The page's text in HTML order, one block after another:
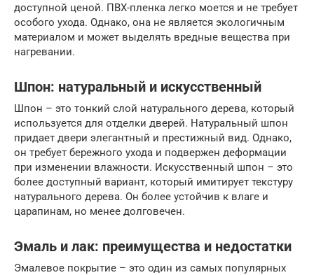
доступной ценой. ПВХ-пленка легко моется и не требует
особого ухода. Однако, она не является экологичным
материалом и может выделять вредные вещества при
нагревании.
Шпон: натуральный и искусственный
Шпон – это тонкий слой натурального дерева, который
используется для отделки дверей. Натуральный шпон
придает двери элегантный и престижный вид. Однако,
он требует бережного ухода и подвержен деформации
при изменении влажности. Искусственный шпон – это
более доступный вариант, который имитирует текстуру
натурального дерева. Он более устойчив к влаге и
царапинам, но менее долговечен.
Эмаль и лак: преимущества и недостатки
Эмалевое покрытие – это один из самых популярных